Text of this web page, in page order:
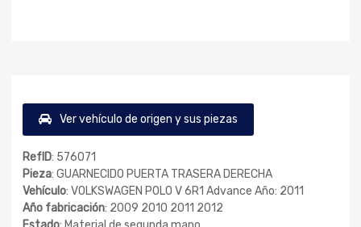
Ver vehículo de origen y sus piezas
RefID: 576071
Pieza: GUARNECIDO PUERTA TRASERA DERECHA
Vehículo: VOLKSWAGEN POLO V 6R1 Advance Año: 2011
Año fabricación: 2009 2010 2011 2012